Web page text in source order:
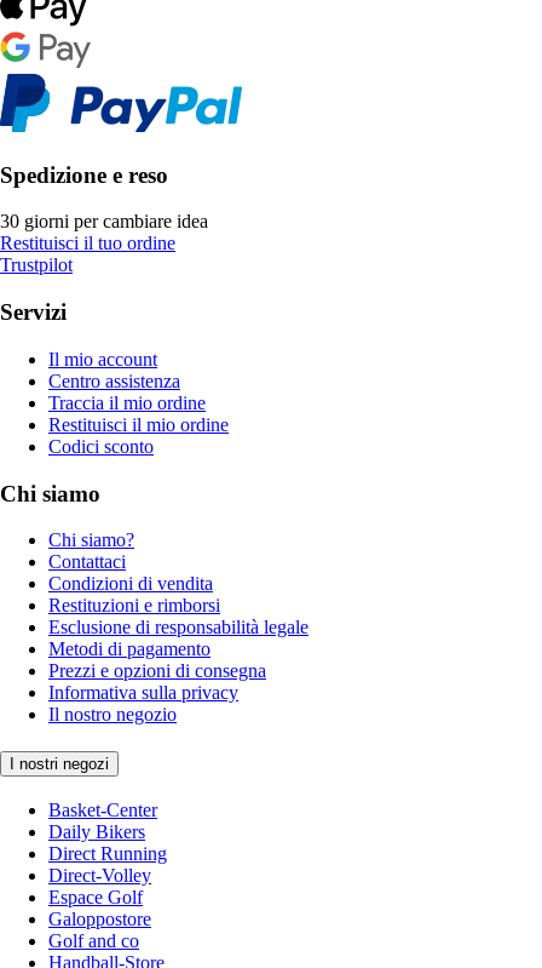
Spedizione e reso
30 giorni per cambiare idea
Restituisci il tuo ordine
Trustpilot
Servizi
Il mio account
Centro assistenza
Traccia il mio ordine
Restituisci il mio ordine
Codici sconto
Chi siamo
Chi siamo?
Contattaci
Condizioni di vendita
Restituzioni e rimborsi
Esclusione di responsabilità legale
Metodi di pagamento
Prezzi e opzioni di consegna
Informativa sulla privacy
Il nostro negozio
I nostri negozi
Basket-Center
Daily Bikers
Direct Running
Direct-Volley
Espace Golf
Galoppostore
Golf and co
Handball-Store